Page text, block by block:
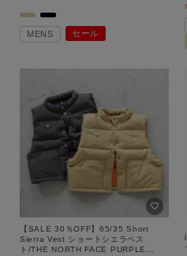
MENS セール
【SALE 30％OFF】65/35 Short
Sierra Vest ショートシエラベス
ト/THE NORTH FACE PURPLE